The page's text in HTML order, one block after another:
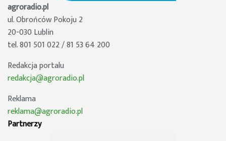
agroradio.pl
ul. Obrońców Pokoju 2
20-030 Lublin
tel. 801 501 022 / 81 53 64 200
Redakcja portalu
redakcja@agroradio.pl
Reklama
reklama@agroradio.pl
Partnerzy